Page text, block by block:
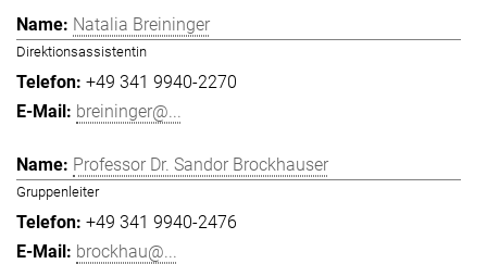
Natalia Breininger
Direktionsassistentin
+49 341 9940-2270
breininger@...
Professor Dr. Sandor Brockhauser
Gruppenleiter
+49 341 9940-2476
brockhau@...